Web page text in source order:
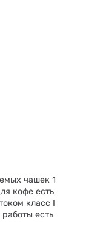
чашек 1
кофе есть
класс I
есть